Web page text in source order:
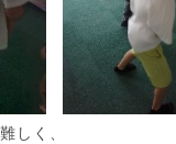
しく、